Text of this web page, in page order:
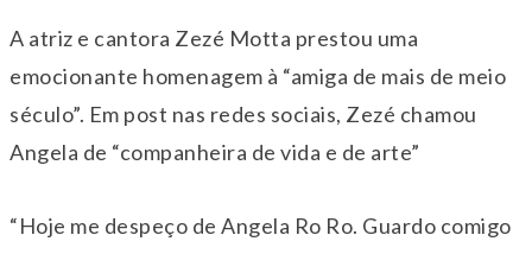
A atriz e cantora Zezé Motta prestou uma
emocionante homenagem à “amiga de mais de meio
século”. Em post nas redes sociais, Zezé chamou
Angela de “companheira de vida e de arte”
“Hoje me despeço de Angela Ro Ro. Guardo comigo